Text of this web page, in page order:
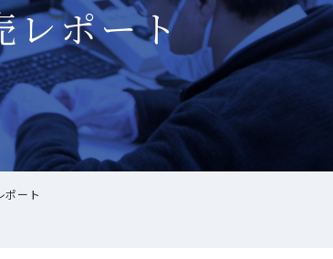
レポート
ポート